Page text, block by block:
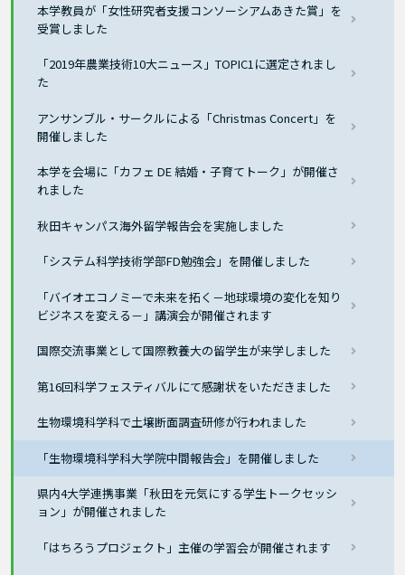
本学教員が「女性研究者支援コンソーシアムあきた賞」を
受賞しました
「2019年農業技術10大ニュース」TOPIC1に選定されまし
た
アンサンブル・サークルによる「Christmas Concert」を
開催しました
本学を会場に「カフェ DE 結婚・子育てトーク」が開催さ
れました
秋田キャンパス海外留学報告会を実施しました
「システム科学技術学部FD勉強会」を開催しました
「バイオエコノミーで未来を拓く－地球環境の変化を知り
ビジネスを変える－」講演会が開催されます
国際交流事業として国際教養大の留学生が来学しました
第16回科学フェスティバルにて感謝状をいただきました
生物環境科学科で土壌断面調査研修が行われました
「生物環境科学科大学院中間報告会」を開催しました
県内4大学連携事業「秋田を元気にする学生トークセッシ
ョン」が開催されました
「はちろうプロジェクト」主催の学習会が開催されます